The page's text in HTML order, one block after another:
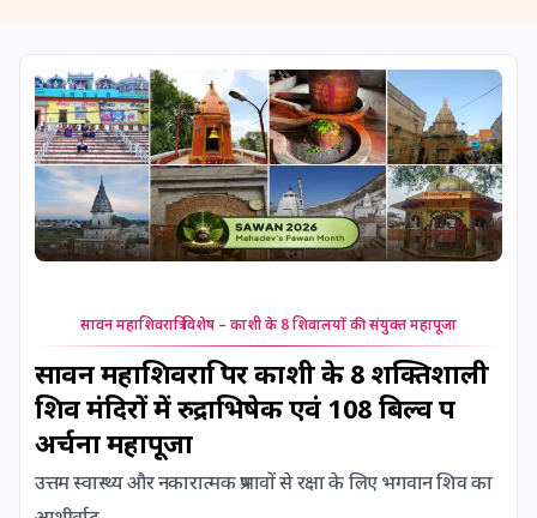
11 August, 2026 Sawan Shivaratri
12 August, 2026 Aadi Amavasai
12 August, 2026 Anvadhan
12 August, 2026 Hariyali Amavasya
12 August, 2026
सावन महाशिवरात्रि विशेष – काशी के 8 शिवालयों की संयुक्त महापूजा
सावन महाशिवरात्रि पर काशी के 8 शक्तिशाली
शिव मंदिरों में रुद्राभिषेक एवं 108 बिल्व पत्र
अर्चना महापूजा
उत्तम स्वास्थ्य और नकारात्मक प्रभावों से रक्षा के लिए भगवान शिव का